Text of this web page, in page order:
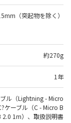
（突起物を除く）
約270g
1年
ル（Lightning - Micro
ケーブル（C - Micro B
2.0 1m）、取扱説明書